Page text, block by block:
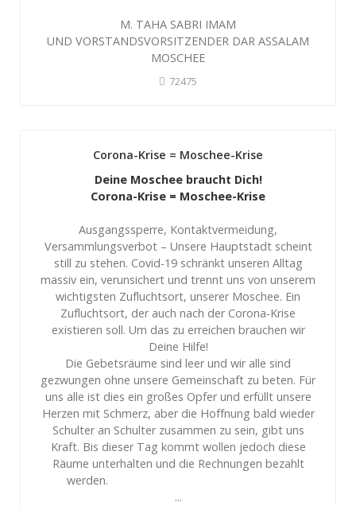
M. TAHA SABRI IMAM
UND VORSTANDSVORSITZENDER DAR ASSALAM
MOSCHEE
72475
Corona-Krise = Moschee-Krise
Deine Moschee braucht Dich!
Corona-Krise = Moschee-Krise
Ausgangssperre, Kontaktvermeidung,
Versammlungsverbot – Unsere Hauptstadt scheint
still zu stehen. Covid-19 schränkt unseren Alltag
massiv ein, verunsichert und trennt uns von unserem
wichtigsten Zufluchtsort, unserer Moschee. Ein
Zufluchtsort, der auch nach der Corona-Krise
existieren soll. Um das zu erreichen brauchen wir
Deine Hilfe!
Die Gebetsräume sind leer und wir alle sind
gezwungen ohne unsere Gemeinschaft zu beten. Für
uns alle ist dies ein großes Opfer und erfüllt unsere
Herzen mit Schmerz, aber die Hoffnung bald wieder
Schulter an Schulter zusammen zu sein, gibt uns
Kraft. Bis dieser Tag kommt wollen jedoch diese
Räume unterhalten und die Rechnungen bezahlt
werden.
...